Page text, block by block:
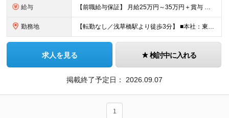
給与 【前職給与保証】 月給25万円～35万円＋賞与 ★当社の採用の指針として あなたの経験に応じてしっかりと給与に還元していきます！ あなたの経歴や成果を面接の場でお聞かせください！ ※経験・スキルを
勤務地 【転勤なし／浅草橋駅より徒歩3分】 ■本社：東京都台東区浅草橋4-9-11 大黒ビル4F (変更の範囲)上記を除く当社関連勤務地
求人を見る 検討中に入れる
掲載終了予定日： 2026.09.07
1